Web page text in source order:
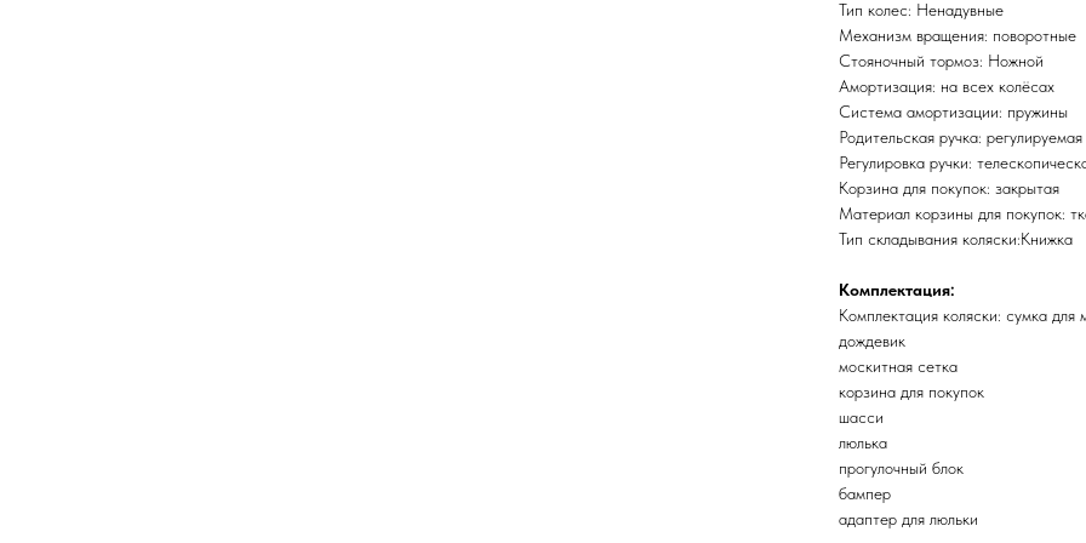
Тип колес: Ненадувные
Механизм вращения: поворотные
Стояночный тормоз: Ножной
Амортизация: на всех колёсах
Система амортизации: пружины
Родительская ручка: регулируемая
Регулировка ручки:
Корзина для покупок: закрытая
Материал корзины для покупок:
Тип складывания коляски:Книжка
Комплектация:
Комплектация коляски: сумка для
дождевик
москитная сетка
корзина для покупок
шасси
люлька
прогулочный блок
бампер
адаптер для люльки